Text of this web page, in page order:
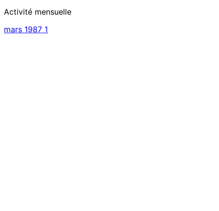
Activité mensuelle
mars 1987 1